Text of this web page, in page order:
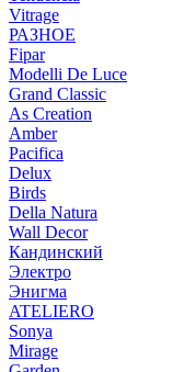
Vitrage
РАЗНОЕ
Fipar
Modelli De Luce
Grand Classic
As Creation
Amber
Pacifica
Delux
Birds
Della Natura
Wall Decor
Кандинский
Электро
Энигма
ATELIERO
Sonya
Mirage